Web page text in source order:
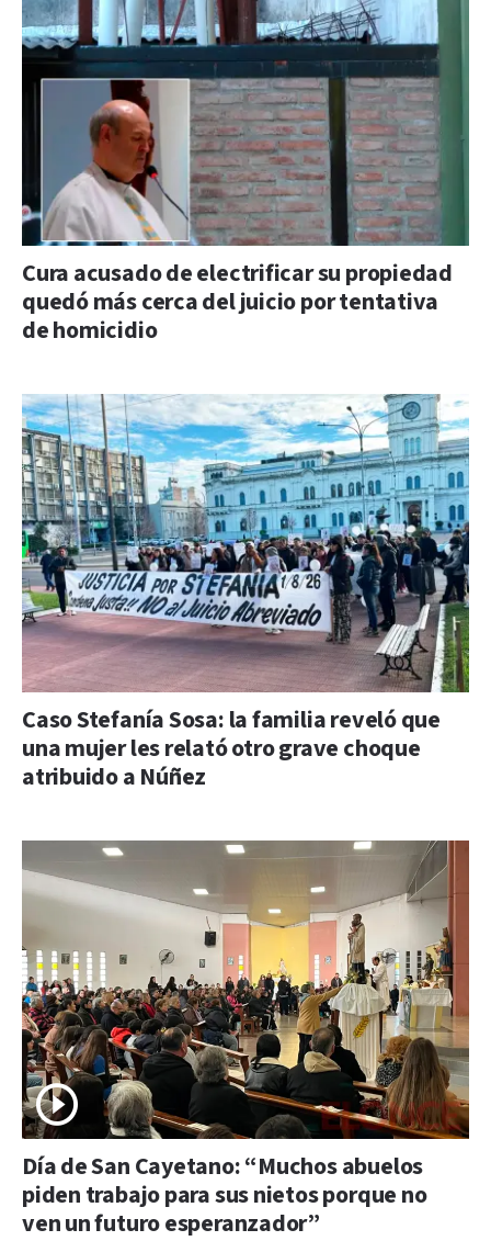
Cura acusado de electrificar su propiedad
quedó más cerca del juicio por tentativa
de homicidio
Caso Stefanía Sosa: la familia reveló que
una mujer les relató otro grave choque
atribuido a Núñez
Día de San Cayetano: “Muchos abuelos
piden trabajo para sus nietos porque no
ven un futuro esperanzador”